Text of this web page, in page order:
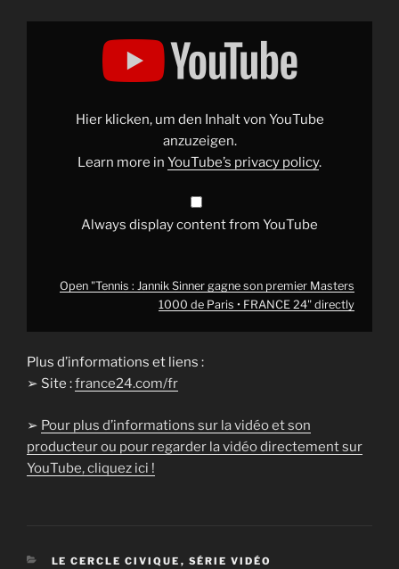
Display
Hier klicken, um den Inhalt von YouTube
anzuzeigen.
Learn more in YouTube’s privacy policy.
Always display content from YouTube
Open "Tennis : Jannik Sinner gagne son premier Masters
1000 de Paris • FRANCE 24" directly
Plus d’informations et liens :
➢ Site :france24.com/fr
➢ Pour plus d’informations sur la vidéo et son
producteur ou pour regarder la vidéo directement sur
YouTube, cliquez ici !
CATÉGORIES
LE CERCLE CIVIQUE , SÉRIE VIDÉO